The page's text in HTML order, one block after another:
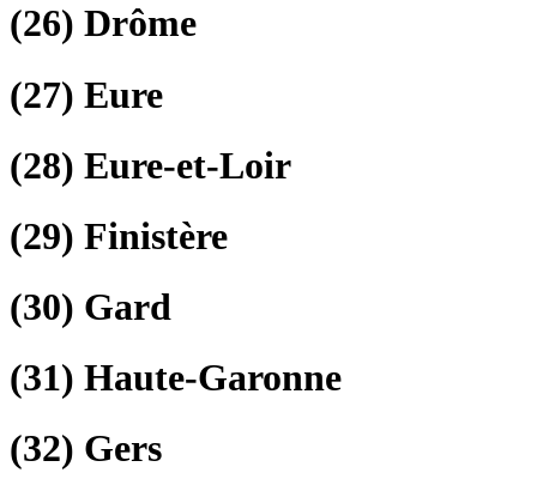
(26) Drôme
(27) Eure
(28) Eure-et-Loir
(29) Finistère
(30) Gard
(31) Haute-Garonne
(32) Gers